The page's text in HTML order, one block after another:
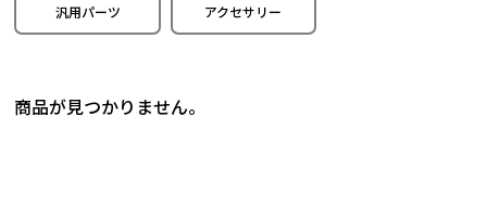
汎用パーツ アクセサリー
商品が見つかりません。